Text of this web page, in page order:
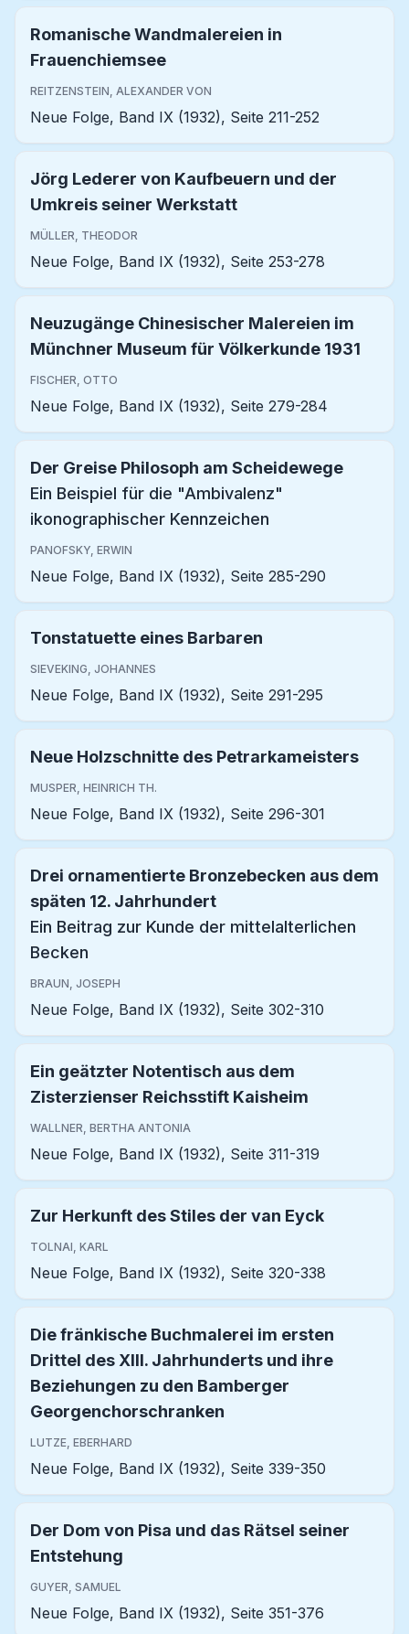
Romanische Wandmalereien in
Frauenchiemsee
REITZENSTEIN, ALEXANDER VON
Neue Folge, Band IX (1932), Seite 211-252
Jörg Lederer von Kaufbeuern und der
Umkreis seiner Werkstatt
MÜLLER, THEODOR
Neue Folge, Band IX (1932), Seite 253-278
Neuzugänge Chinesischer Malereien im
Münchner Museum für Völkerkunde 1931
FISCHER, OTTO
Neue Folge, Band IX (1932), Seite 279-284
Der Greise Philosoph am Scheidewege
Ein Beispiel für die "Ambivalenz"
ikonographischer Kennzeichen
PANOFSKY, ERWIN
Neue Folge, Band IX (1932), Seite 285-290
Tonstatuette eines Barbaren
SIEVEKING, JOHANNES
Neue Folge, Band IX (1932), Seite 291-295
Neue Holzschnitte des Petrarkameisters
MUSPER, HEINRICH TH.
Neue Folge, Band IX (1932), Seite 296-301
Drei ornamentierte Bronzebecken aus dem
späten 12. Jahrhundert
Ein Beitrag zur Kunde der mittelalterlichen
Becken
BRAUN, JOSEPH
Neue Folge, Band IX (1932), Seite 302-310
Ein geätzter Notentisch aus dem
Zisterzienser Reichsstift Kaisheim
WALLNER, BERTHA ANTONIA
Neue Folge, Band IX (1932), Seite 311-319
Zur Herkunft des Stiles der van Eyck
TOLNAI, KARL
Neue Folge, Band IX (1932), Seite 320-338
Die fränkische Buchmalerei im ersten
Drittel des XIII. Jahrhunderts und ihre
Beziehungen zu den Bamberger
Georgenchorschranken
LUTZE, EBERHARD
Neue Folge, Band IX (1932), Seite 339-350
Der Dom von Pisa und das Rätsel seiner
Entstehung
GUYER, SAMUEL
Neue Folge, Band IX (1932), Seite 351-376